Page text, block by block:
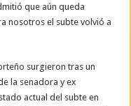
que aún queda
nosotros el subte volvió a
surgieron tras un
la senadora y ex
actual del subte en